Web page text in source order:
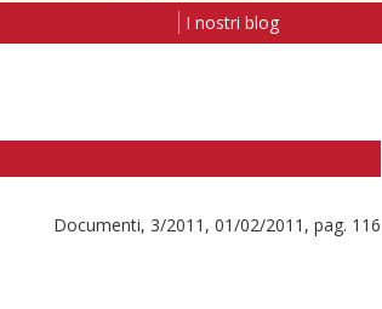
I nostri blog
Documenti, 3/2011, 01/02/2011, pag. 116